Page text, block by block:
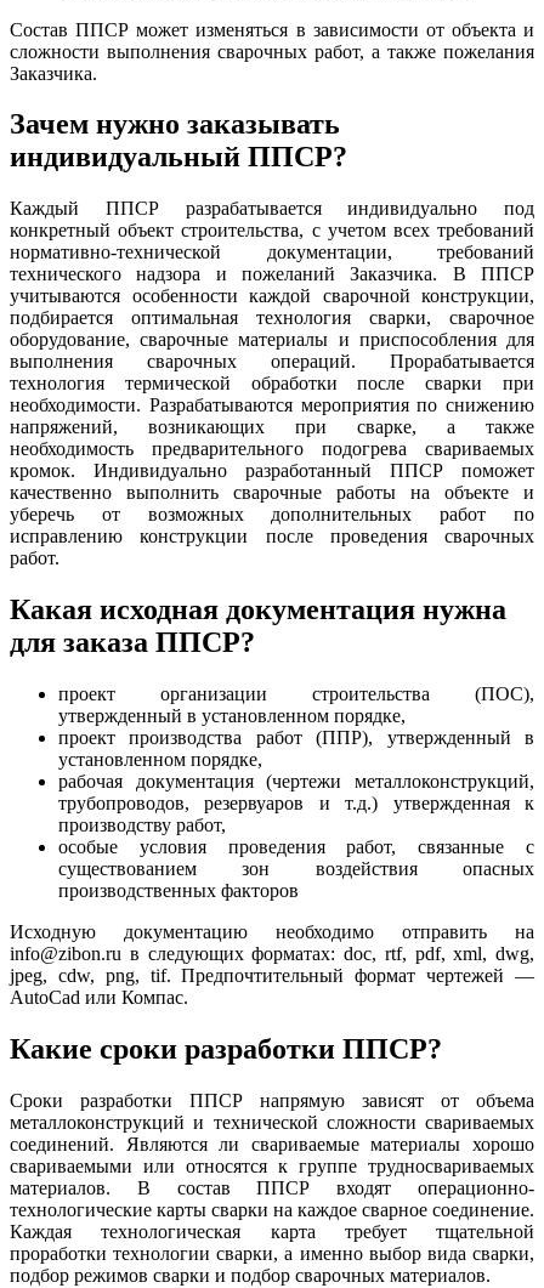
Состав ППСР может изменяться в зависимости от объекта и
сложности выполнения сварочных работ, а также пожелания
Заказчика.
Зачем нужно заказывать
индивидуальный ППСР?
Каждый ППСР разрабатывается индивидуально под
конкретный объект строительства, с учетом всех требований
нормативно-технической документации, требований
технического надзора и пожеланий Заказчика. В ППСР
учитываются особенности каждой сварочной конструкции,
подбирается оптимальная технология сварки, сварочное
оборудование, сварочные материалы и приспособления для
выполнения сварочных операций. Прорабатывается
технология термической обработки после сварки при
необходимости. Разрабатываются мероприятия по снижению
напряжений, возникающих при сварке, а также
необходимость предварительного подогрева свариваемых
кромок. Индивидуально разработанный ППСР поможет
качественно выполнить сварочные работы на объекте и
уберечь от возможных дополнительных работ по
исправлению конструкции после проведения сварочных
работ.
Какая исходная документация нужна
для заказа ППСР?
проект организации строительства (ПОС),
утвержденный в установленном порядке,
проект производства работ (ППР), утвержденный в
установленном порядке,
рабочая документация (чертежи металлоконструкций,
трубопроводов, резервуаров и т.д.) утвержденная к
производству работ,
особые условия проведения работ, связанные с
существованием зон воздействия опасных
производственных факторов
Исходную документацию необходимо отправить на
info@zibon.ru в следующих форматах: doc, rtf, pdf, xml, dwg,
jpeg, cdw, png, tif. Предпочтительный формат чертежей —
AutoCad или Компас.
Какие сроки разработки ППСР?
Сроки разработки ППСР напрямую зависят от объема
металлоконструкций и технической сложности свариваемых
соединений. Являются ли свариваемые материалы хорошо
свариваемыми или относятся к группе трудносвариваемых
материалов. В состав ППСР входят операционно-
технологические карты сварки на каждое сварное соединение.
Каждая технологическая карта требует тщательной
проработки технологии сварки, а именно выбор вида сварки,
подбор режимов сварки и подбор сварочных материалов.